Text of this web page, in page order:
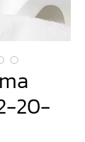
20-